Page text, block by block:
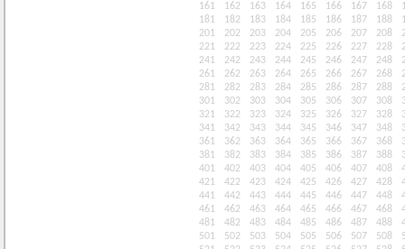
161
162 163 164 165 166 167 168
181
182 183 184 185 186 187 188
201
202 203 204 205 206 207 208
221
222 223 224 225 226 227 228
241
242 243 244 245 246 247 248
261
262 263 264 265 266 267 268
281
282 283 284 285 286 287 288
301
302 303 304 305 306 307 308
321
322 323 324 325 326 327 328
341
342 343 344 345 346 347 348
361
362 363 364 365 366 367 368
381
382 383 384 385 386 387 388
401
402 403 404 405 406 407 408
421
422 423 424 425 426 427 428
441
442 443 444 445 446 447 448
461
462 463 464 465 466 467 468
481
482 483 484 485 486 487 488
501
502 503 504 505 506 507 508